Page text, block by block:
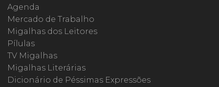
Agenda
Mercado de Trabalho
Migalhas dos Leitores
Pílulas
TV Migalhas
Migalhas Literárias
Dicionário de Péssimas Expressões